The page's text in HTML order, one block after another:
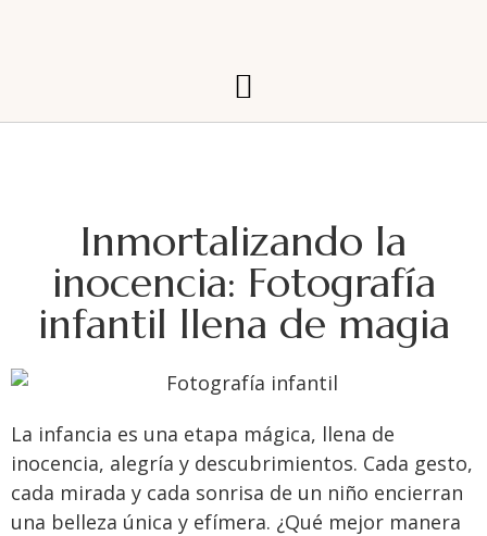
Inmortalizando la
inocencia: Fotografía
infantil llena de magia
La infancia es una etapa mágica, llena de
inocencia, alegría y descubrimientos. Cada gesto,
cada mirada y cada sonrisa de un niño encierran
una belleza única y efímera. ¿Qué mejor manera